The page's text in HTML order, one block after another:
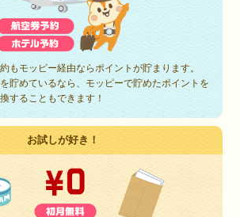
もモッピー経由ならポイントが貯まります。
貯めているなら、モッピーで貯めたポイントを
することもできます！
お試しが好き！